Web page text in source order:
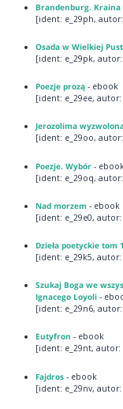
Brandenburg. Kraina
[ident: e_29ph,
Osada w Wielkiej
[ident: e_29pk,
Poezje prozą- ebook
[ident: e_29ee, autor:
Jerozolima
[ident: e_29oo,
Poezje. Wybór-
[ident: e_29oq,
Nad morzem - ebook
[ident: e_29e0, autor:
Dzieła poetyckie tom
[ident: e_29k5, autor:
Szukaj Boga we
Ignacego Loyoli-
[ident: e_29n6,
Eutyfron - ebook
[ident: e_29nt, autor:
Fajdros - ebook
[ident: e_29nv,